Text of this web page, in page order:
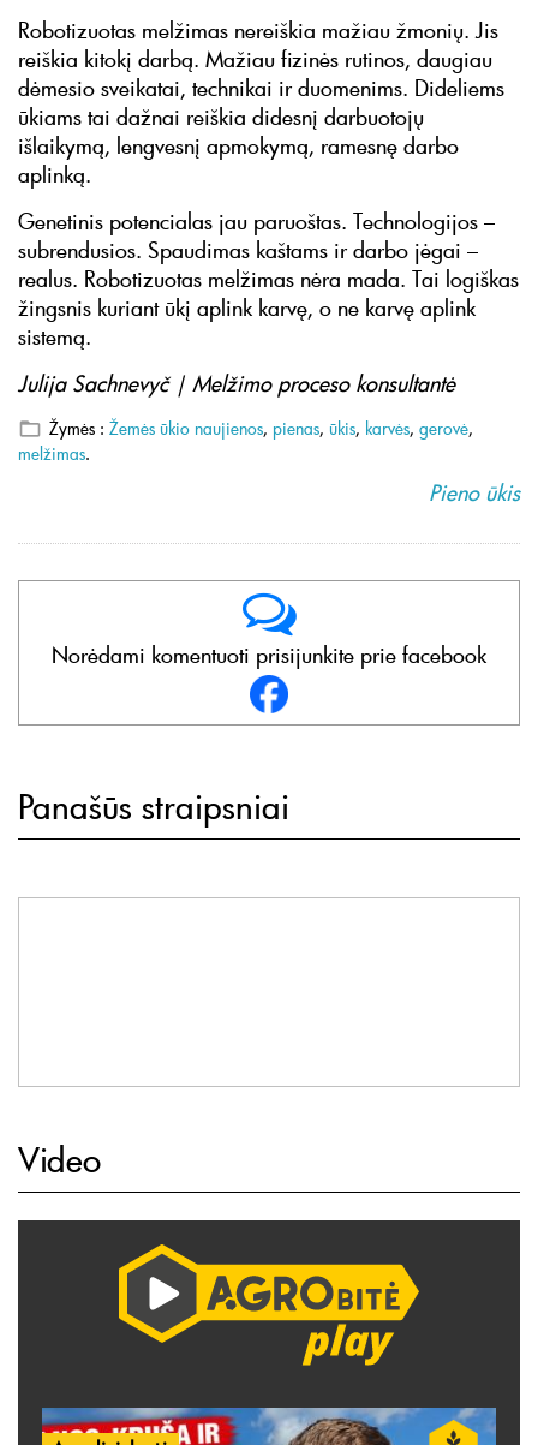
Robotizuotas melžimas nereiškia mažiau žmonių. Jis
reiškia kitokį darbą. Mažiau fizinės rutinos, daugiau
dėmesio sveikatai, technikai ir duomenims. Dideliems
ūkiams tai dažnai reiškia didesnį darbuotojų
išlaikymą, lengvesnį apmokymą, ramesnę darbo
aplinką.
Genetinis potencialas jau paruoštas. Technologijos –
subrendusios. Spaudimas kaštams ir darbo jėgai –
realus. Robotizuotas melžimas nėra mada. Tai logiškas
žingsnis kuriant ūkį aplink karvę, o ne karvę aplink
sistemą.
Julija Sachnevyč | Melžimo proceso konsultantė
Žymės : Žemės ūkio naujienos, pienas, ūkis, karvės, gerovė,
melžimas.
Pieno ūkis
Norėdami komentuoti prisijunkite prie facebook
Panašūs straipsniai
Video